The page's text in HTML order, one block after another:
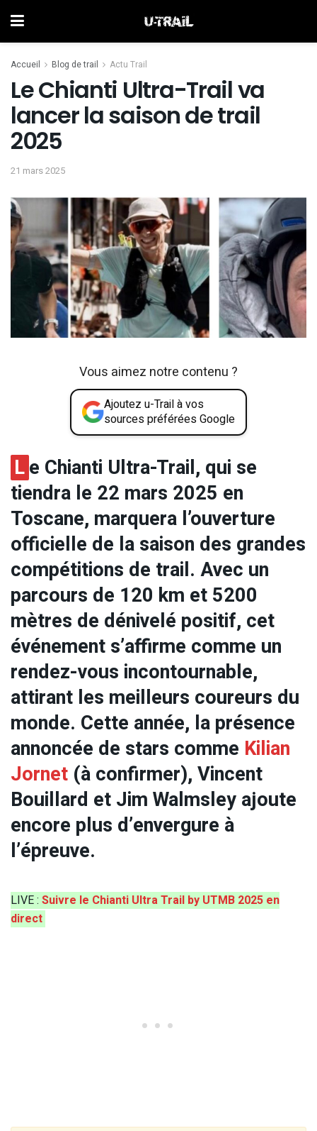
Accueil Blog de trail Actu Trail
Le Chianti Ultra-Trail va
lancer la saison de trail
2025
21 mars 2025
Vous aimez notre contenu ?
Ajoutez u-Trail à vos
sources préférées Google
Le Chianti Ultra-Trail, qui se
tiendra le 22 mars 2025 en
Toscane, marquera l’ouverture
officielle de la saison des grandes
compétitions de trail. Avec un
parcours de 120 km et 5200
mètres de dénivelé positif, cet
événement s’affirme comme un
rendez-vous incontournable,
attirant les meilleurs coureurs du
monde. Cette année, la présence
annoncée de stars comme Kilian
Jornet (à confirmer), Vincent
Bouillard et Jim Walmsley ajoute
encore plus d’envergure à
l’épreuve.
LIVE : Suivre le Chianti Ultra Trail by UTMB 2025 en
direct